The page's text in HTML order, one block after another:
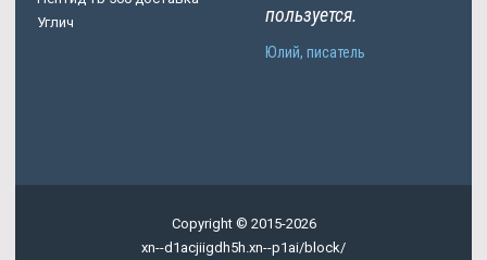
Углич
пользуется.
Юлий, писатель
Copyright © 2015-2026
xn--d1acjiigdh5h.xn--p1ai/block/